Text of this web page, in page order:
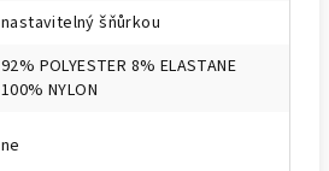
nastavitelný šňůrkou
92% POLYESTER 8% ELASTANE
100% NYLON
ne